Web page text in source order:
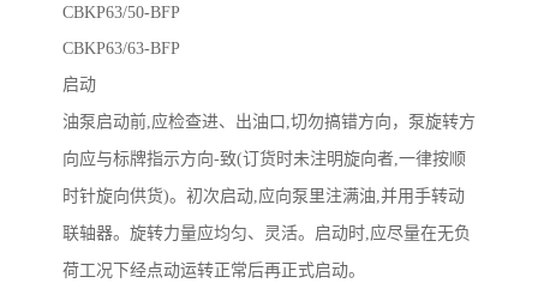
CBKP63/50-BFP
CBKP63/63-BFP
启动
油泵启动前,应检查进、出油口,切勿搞错方向，泵旋转方
向应与标牌指示方向-致(订货时未注明旋向者,一律按顺
时针旋向供货)。初次启动,应向泵里注满油,并用手转动
联轴器。旋转力量应均匀、灵活。启动时,应尽量在无负
荷工况下经点动运转正常后再正式启动。